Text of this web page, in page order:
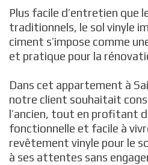
Plus facile d’entretien que
traditionnels, le sol vinyle
ciment s’impose comme
et pratique pour la
Dans cet appartement à
notre client souhaitait
l’ancien, tout en profitant
fonctionnelle et facile à
revêtement vinyle pour le
à ses attentes sans